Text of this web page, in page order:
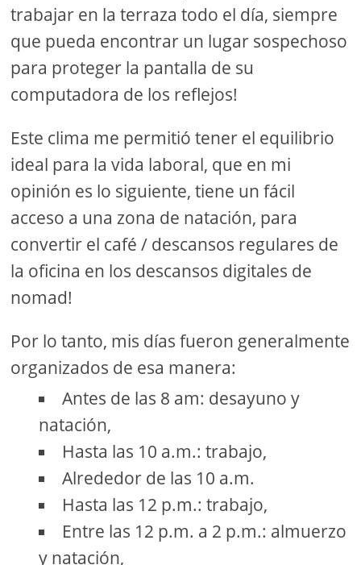
trabajar en la terraza todo el día, siempre
que pueda encontrar un lugar sospechoso
para proteger la pantalla de su
computadora de los reflejos!
Este clima me permitió tener el equilibrio
ideal para la vida laboral, que en mi
opinión es lo siguiente, tiene un fácil
acceso a una zona de natación, para
convertir el café / descansos regulares de
la oficina en los descansos digitales de
nomad!
Por lo tanto, mis días fueron generalmente
organizados de esa manera:
Antes de las 8 am: desayuno y
natación,
Hasta las 10 a.m.: trabajo,
Alrededor de las 10 a.m.
Hasta las 12 p.m.: trabajo,
Entre las 12 p.m. a 2 p.m.: almuerzo
y natación,